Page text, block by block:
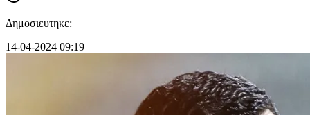
Δημοσιευτηκε:
14-04-2024 09:19